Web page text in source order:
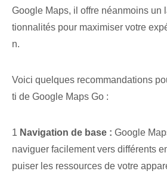
Google Maps, il offre néanmoins un
tionnalités pour maximiser votre
n.
Voici quelques recommandations
ti de Google Maps Go :
1 Navigation de base : Google
naviguer facilement vers différents
puiser les ressources de votre